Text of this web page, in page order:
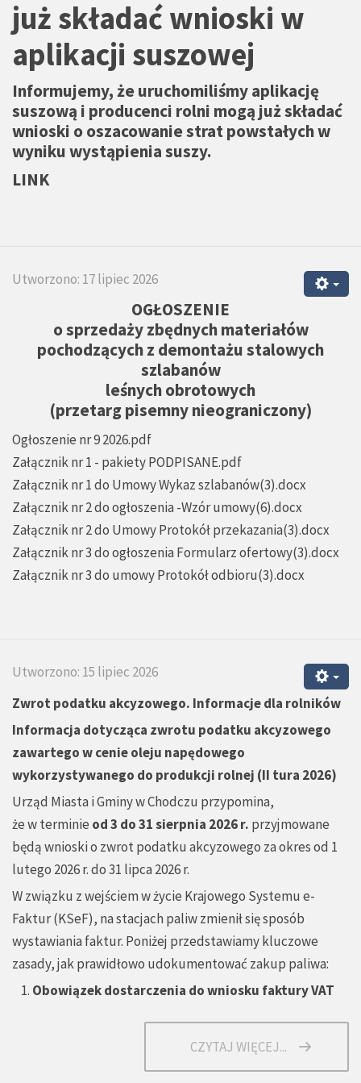
już składać wnioski w
aplikacji suszowej
Informujemy, że uruchomiliśmy aplikację
suszową i producenci rolni mogą już składać
wnioski o oszacowanie strat powstałych w
wyniku wystąpienia suszy.
LINK
Utworzono: 17 lipiec 2026
OGŁOSZENIE
o sprzedaży zbędnych materiałów
pochodzących z demontażu stalowych
szlabanów
leśnych obrotowych
(przetarg pisemny nieograniczony)
Ogłoszenie nr 9 2026.pdf
Załącznik nr 1 - pakiety PODPISANE.pdf
Załącznik nr 1 do Umowy Wykaz szlabanów(3).docx
Załącznik nr 2 do ogłoszenia -Wzór umowy(6).docx
Załącznik nr 2 do Umowy Protokół przekazania(3).docx
Załącznik nr 3 do ogłoszenia Formularz ofertowy(3).docx
Załącznik nr 3 do umowy Protokół odbioru(3).docx
Utworzono: 15 lipiec 2026
Zwrot podatku akcyzowego. Informacje dla rolników
Informacja dotycząca zwrotu podatku akcyzowego
zawartego w cenie oleju napędowego
wykorzystywanego do produkcji rolnej (II tura 2026)
Urząd Miasta i Gminy w Chodczu przypomina,
że w terminie od 3 do 31 sierpnia 2026 r. przyjmowane
będą wnioski o zwrot podatku akcyzowego za okres od 1
lutego 2026 r. do 31 lipca 2026 r.
W związku z wejściem w życie Krajowego Systemu e-
Faktur (KSeF), na stacjach paliw zmienił się sposób
wystawiania faktur. Poniżej przedstawiamy kluczowe
zasady, jak prawidłowo udokumentować zakup paliwa:
Obowiązek dostarczenia do wniosku faktury VAT
CZYTAJ WIĘCEJ...